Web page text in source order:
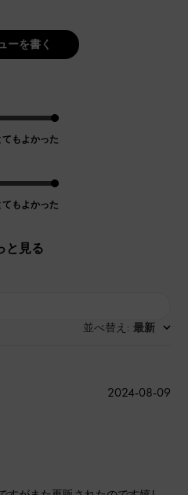
ーを書く
てもよかった
てもよかった
と見る
並べ替え : 最新
公
2024-08-09